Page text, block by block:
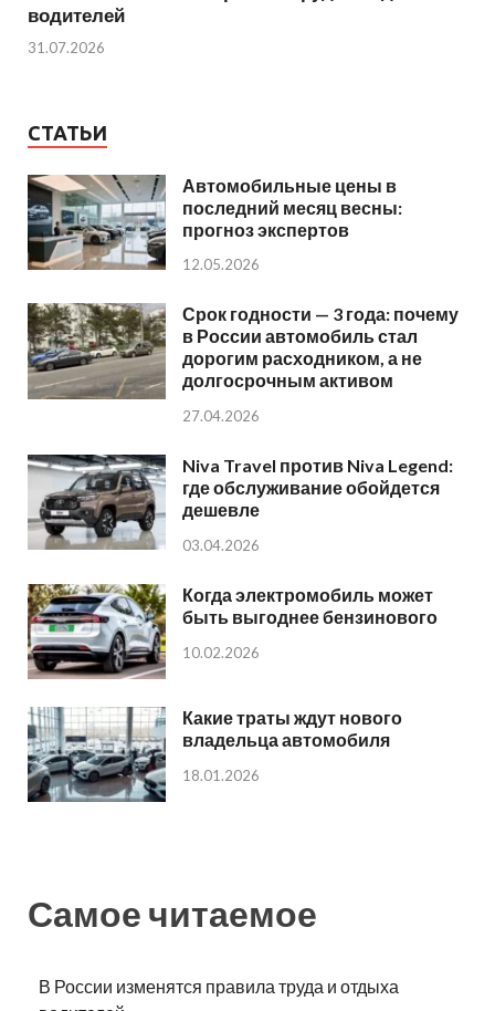
водителей
31.07.2026
СТАТЬИ
Автомобильные цены в
последний месяц весны:
прогноз экспертов
12.05.2026
Срок годности — 3 года: почему
в России автомобиль стал
дорогим расходником, а не
долгосрочным активом
27.04.2026
Niva Travel против Niva Legend:
где обслуживание обойдется
дешевле
03.04.2026
Когда электромобиль может
быть выгоднее бензинового
10.02.2026
Какие траты ждут нового
владельца автомобиля
18.01.2026
Самое читаемое
В России изменятся правила труда и отдыха